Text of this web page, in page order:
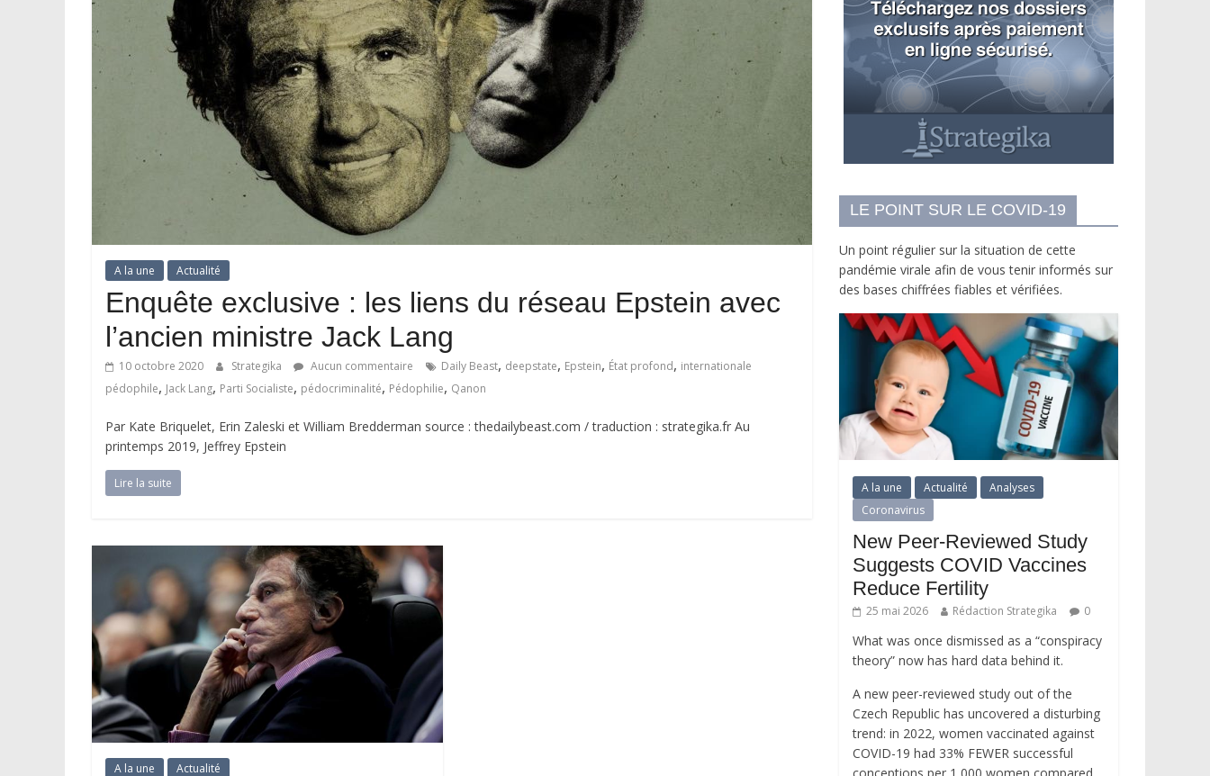
A la une Actualité
Enquête exclusive : les liens du réseau Epstein avec
l’ancien ministre Jack Lang
10 octobre 2020 Strategika Aucun commentaire Daily Beast, deepstate, Epstein, État profond, internationale
pédophile, Jack Lang, Parti Socialiste, pédocriminalité, Pédophilie, Qanon
Par Kate Briquelet, Erin Zaleski et William Bredderman source : thedailybeast.com / traduction : strategika.fr Au
printemps 2019, Jeffrey Epstein
Lire la suite
A la une Actualité
LE POINT SUR LE COVID-19
Un point régulier sur la situation de cette
pandémie virale afin de vous tenir informés sur
des bases chiffrées fiables et vérifiées.
A la une Actualité
Analyses
Coronavirus
New Peer-Reviewed Study
Suggests COVID Vaccines
Reduce Fertility
25 mai 2026 Rédaction Strategika 0
What was once dismissed as a “conspiracy
theory” now has hard data behind it.
A new peer-reviewed study out of the
Czech Republic has uncovered a disturbing
trend: in 2022, women vaccinated against
COVID-19 had 33% FEWER successful